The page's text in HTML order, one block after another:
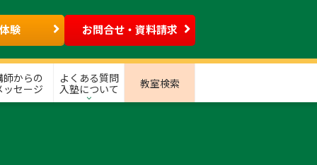
験 お問合せ・資料請求
師からの
ッセージ
よくある質問
入塾について
教室検索